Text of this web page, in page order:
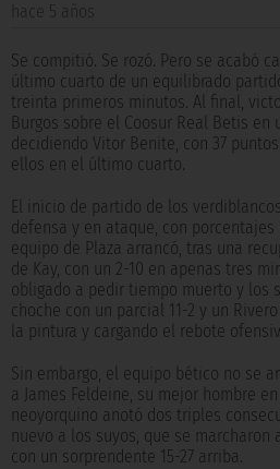
hace 5 años
Se compitió. Se rozó. Pero se acabó
último cuarto de un equilibrado
treinta primeros minutos. Al final,
Burgos sobre el Coosur Real Betis en
decidiendo Vitor Benite, con 37
ellos en el último cuarto.
El inicio de partido de los
defensa y en ataque, con porcentajes
equipo de Plaza arrancó, tras una
de Kay, con un 2-10 en apenas tres
obligado a pedir tiempo muerto y los
choche con un parcial 11-2 y un
la pintura y cargando el rebote
Sin embargo, el equipo bético no se
a James Feldeine, su mejor hombre
neoyorquino anotó dos triples
nuevo a los suyos, que se
con un sorprendente 15-27 arriba.